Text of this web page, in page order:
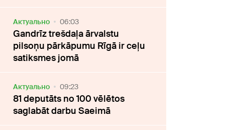
Актуально 06:03
Gandrīz trešdaļa ārvalstu
pilsoņu pārkāpumu Rīgā ir ceļu
satiksmes jomā
Актуально 09:23
81 deputāts no 100 vēlētos
saglabāt darbu Saeimā